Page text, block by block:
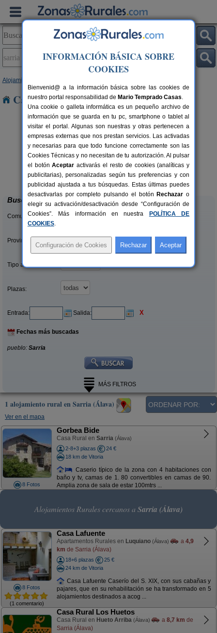
Alojamientos
Casas Rurales en Sarria
2-17 pers.
desde 38 €
Apartamentos Rurales Solar de
Quintano
Labastida (Álava)
Buscar
Comunidades:
Provincias/Islas:
Tipo alquiler:
Plazas:
Entrada: Salida: X
Fechas más buscadas
pueblo: Sarria
MÁS FILTROS
1 alojamiento rural en Sarria (Álava)
Ver en el mapa
8 Fotos
Gorbea Bide
Casa Rural en Sarria (Álava)
2-8+3 plazas
24 €
18 km de Vitoria
Caserio típico de la zona con 4 habitaciones con
baño y tv, camas de 1. 80 convertibles en camas de 90.
Amplia zona de sala de estar 100mtrs ...
Alojamientos Rurales cercanos a Sarria (Álava)
8 Fotos
(1 comentario)
Casa Lafuente
Apartamentos Rurales en Luquiano (Álava) a 4,9
km de Sarria (Álava)
18+6 plazas
25 €
24 km de Vitoria
Casa Lafuente Caserío del S. XIX, con sus cabañas y
pajares, que en su rehabilitación se ha transformado en 5
alojamientos destinados a acog ...
Casa Rural Los Huetos
Casa Rural en Hueto Arriba (Álava) a 8,7 km de
Sarria (Álava)
INFORMACIÓN BÁSICA SOBRE
COOKIES
Bienvenid@ a la información básica sobre las cookies de
nuestro portal responsabilidad de Mario Temprado Casas.
Una cookie o galleta informática es un pequeño archivo de
información que se guarda en tu pc, smartphone o tablet al
visitar el portal. Algunas son nuestras y otras pertenecen a
empresas externas que nos prestan servicios. Las activadas
y necesarias para que todo funcione correctamente son las
Cookies Técnicas y no necesitan de tu autorización. Al pulsar
el botónAceptar activarás el resto de cookies (analíticas y
publicitarias), personalizadas según tus preferencias y con
publicidad ajustada a tus búsquedas. Estas últimas puedes
desactivarlas por completo pulsando el botón Rechazar o
elegir su activación/desactivación desde “Configuración de
Cookies”. Más información en nuestra
POLÍTICA DE
COOKIES.